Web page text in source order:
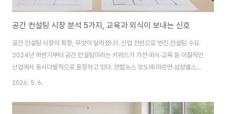
공간 컨설팅 시장 분석 5가지, 교육과 외식이 보내는 신호
공간 컨설팅 시장의 확장, 무엇이 달라졌나1. 산업 전반으로 번진 컨설팅 수요
2024년 하반기부터 공간 컨설팅이라는 키워드가 가전·외식·교육 등 이질적인
산업에서 동시다발적으로 등장하고 있다. 연합뉴스 보도에 따르면 삼성웰스토
리는 2025년 외식 프랜차이즈를 대상으로 맞춤형 공간 컨설팅을 확대했고,
설팅 서비스를 새롭게 선보였다. 같은 시기 스트레이트뉴스가 전한 대전교육청
2026. 5. 6.